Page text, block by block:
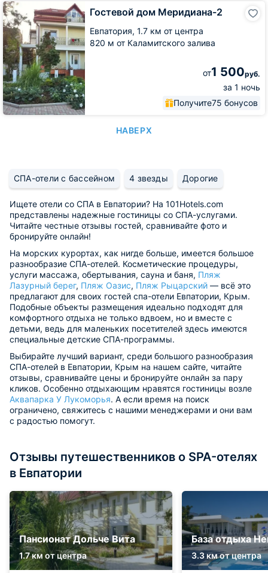
Гостевой дом Меридиана-2
Евпатория, 1.7 км от центра
820 м от Каламитского залива
от1 500руб.
за 1 ночь
Получите75 бонусов
Гостевой
дом
Меридиана-2
НАВЕРХ
СПА-отели с бассейном 4 звезды Дорогие
Ищете отели со СПА в Евпатории? На 101Hotels.com
представлены надежные гостиницы со СПА-услугами.
Читайте честные отзывы гостей, сравнивайте фото и
бронируйте онлайн!
На морских курортах, как нигде больше, имеется большое
разнообразие СПА-отелей. Косметические процедуры,
услуги массажа, обертывания, сауна и баня, Пляж
Лазурный берег, Пляж Оазис, Пляж Рыцарский — всё это
предлагают для своих гостей спа-отели Евпатории, Крым.
Подобные объекты размещения идеально подходят для
комфортного отдыха не только вдвоем, но и вместе с
детьми, ведь для маленьких посетителей здесь имеются
специальные детские СПА-программы.
Выбирайте лучший вариант, среди большого разнообразия
СПА-отелей в Евпатории, Крым на нашем сайте, читайте
отзывы, сравнивайте цены и бронируйте онлайн за пару
кликов. Особенно отдыхающим нравятся гостиницы возле
Аквапарка У Лукоморья. А если время на поиск
ограничено, свяжитесь с нашими менеджерами и они вам
с радостью помогут.
Отзывы путешественников о SPA-отелях
в Евпатории
Пансионат Дольче Вита
1.7 км от центра
База отдыха
3.3 км от центра